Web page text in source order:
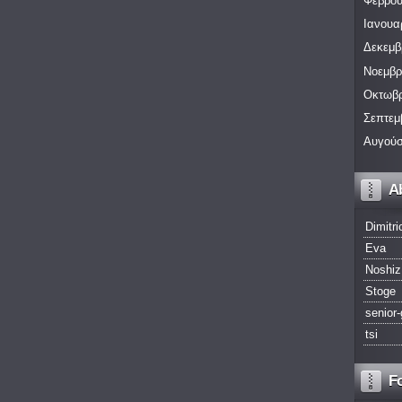
Eva
Noshiz
Stoge
tsi